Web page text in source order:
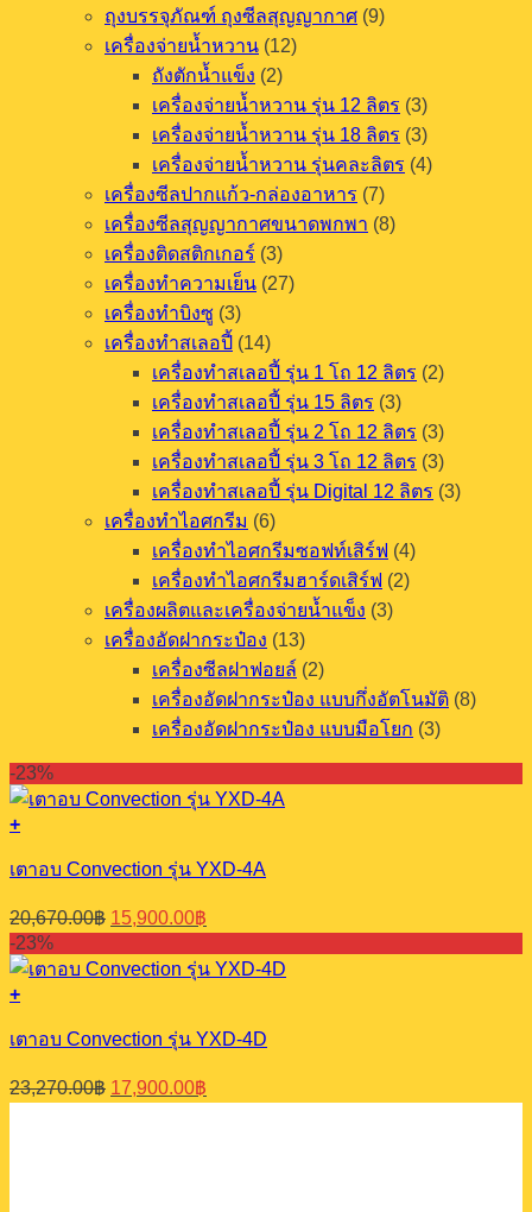
ถุงบรรจุภัณฑ์ ถุงซีลสุญญากาศ (9)
เครื่องจ่ายน้ำหวาน (12)
ถังตักน้ำแข็ง (2)
เครื่องจ่ายน้ำหวาน รุ่น 12 ลิตร (3)
เครื่องจ่ายน้ำหวาน รุ่น 18 ลิตร (3)
เครื่องจ่ายน้ำหวาน รุ่นคละลิตร (4)
เครื่องซีลปากแก้ว-กล่องอาหาร (7)
เครื่องซีลสุญญากาศขนาดพกพา (8)
เครื่องติดสติกเกอร์ (3)
เครื่องทำความเย็น (27)
เครื่องทำบิงซู (3)
เครื่องทำสเลอปี้ (14)
เครื่องทำสเลอปี้ รุ่น 1 โถ 12 ลิตร (2)
เครื่องทำสเลอปี้ รุ่น 15 ลิตร (3)
เครื่องทำสเลอปี้ รุ่น 2 โถ 12 ลิตร (3)
เครื่องทำสเลอปี้ รุ่น 3 โถ 12 ลิตร (3)
เครื่องทำสเลอปี้ รุ่น Digital 12 ลิตร (3)
เครื่องทำไอศกรีม (6)
เครื่องทำไอศกรีมซอฟท์เสิร์ฟ (4)
เครื่องทำไอศกรีมฮาร์ดเสิร์ฟ (2)
เครื่องผลิตและเครื่องจ่ายน้ำแข็ง (3)
เครื่องอัดฝากระป๋อง (13)
เครื่องซีลฝาฟอยล์ (2)
เครื่องอัดฝากระป๋อง แบบกึ่งอัตโนมัติ (8)
เครื่องอัดฝากระป๋อง แบบมือโยก (3)
-23%
+
เตาอบ Convection รุ่น YXD-4A
20,670.00฿ Original
price
was:
20,670.00฿.
15,900.00฿
price
is:
15,900.00฿.
-23%
+
เตาอบ Convection รุ่น YXD-4D
23,270.00฿ Original
price
17,900.00฿
price